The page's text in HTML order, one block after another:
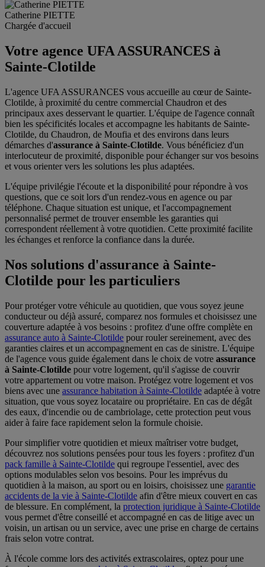
Catherine PIETTE
Chargée d'accueil
Votre agence UFA ASSURANCES à
Sainte-Clotilde
L'agence UFA ASSURANCES vous accueille au cœur de Sainte-
Clotilde, à proximité du centre commercial Chaudron et des
principaux axes desservant le quartier. L'équipe de l'agence connaît
bien les spécificités locales et accompagne les habitants de Sainte-
Clotilde, du Chaudron, de Moufia et des environs dans leurs
démarches d'assurance à Sainte-Clotilde. Vous bénéficiez d'un
interlocuteur de proximité, disponible pour échanger sur vos besoins
et vous orienter vers les solutions les plus adaptées.
L'équipe privilégie l'écoute et la disponibilité pour répondre à vos
questions, que ce soit lors d'un rendez-vous en agence ou par
téléphone. Chaque situation est unique, et l'accompagnement
personnalisé permet de trouver ensemble les garanties qui
correspondent réellement à votre quotidien. Cette proximité facilite
les échanges et renforce la confiance dans la durée.
Nos solutions d'assurance à Sainte-
Clotilde pour les particuliers
Pour protéger votre véhicule au quotidien, que vous soyez jeune
conducteur ou déjà assuré, comparez nos formules et choisissez une
couverture adaptée à vos besoins : profitez d'une offre complète en
assurance auto à Sainte-Clotilde pour rouler sereinement, avec des
garanties claires et un accompagnement en cas de sinistre. L'équipe
de l'agence vous guide également dans le choix de votre assurance
à Sainte-Clotilde pour votre logement, qu'il s'agisse de couvrir
votre appartement ou votre maison. Protégez votre logement et vos
biens avec une assurance habitation à Sainte-Clotilde adaptée à votre
situation, que vous soyez locataire ou propriétaire. En cas de dégât
des eaux, d'incendie ou de cambriolage, cette protection peut vous
aider à faire face rapidement selon la formule choisie.
Pour simplifier votre quotidien et mieux maîtriser votre budget,
découvrez nos solutions pensées pour tous les foyers : profitez d'un
pack famille à Sainte-Clotilde qui regroupe l'essentiel, avec des
options modulables selon vos besoins. Pour les imprévus du
quotidien à la maison, au sport ou en loisirs, choisissez une garantie
accidents de la vie à Sainte-Clotilde afin d'être mieux couvert en cas
de blessure. En complément, la protection juridique à Sainte-Clotilde
vous permet d'être conseillé et accompagné en cas de litige avec un
voisin, un artisan ou un service, avec une prise en charge de certains
frais selon votre contrat.
À l'école comme lors des activités extrascolaires, optez pour une